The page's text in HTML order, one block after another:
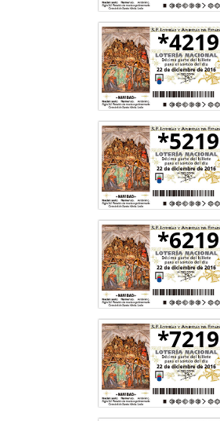
*4219
*5219
*6219
*7219